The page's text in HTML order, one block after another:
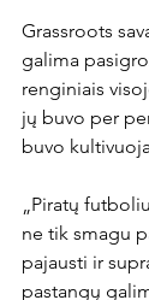
Grassroots
galima
renginiais
jų buvo per
buvo
„Piratų
ne tik smagu
pajausti ir
pastangų